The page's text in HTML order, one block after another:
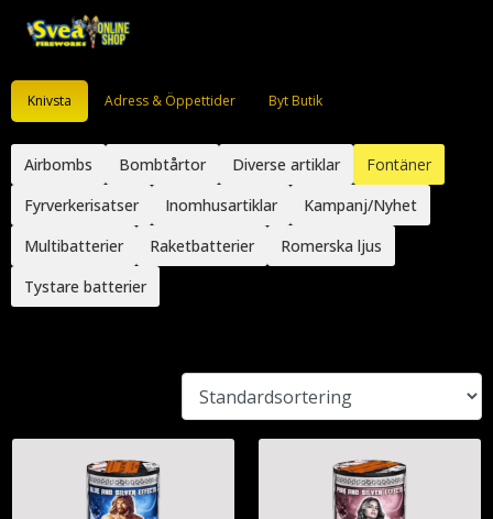
Knivsta Adress & Öppettider Byt Butik
Airbombs Bombtårtor Diverse artiklar
Fontäner
Fyrverkerisatser
Inomhusartiklar
Kampanj/Nyhet
Multibatterier
Raketbatterier
Romerska ljus
Tystare batterier